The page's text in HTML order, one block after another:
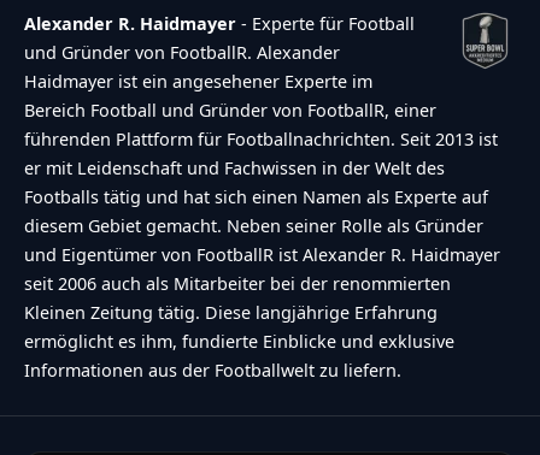
Alexander R. Haidmayer - Experte für Football
und Gründer von FootballR. Alexander
Haidmayer ist ein angesehener Experte im
Bereich Football und Gründer von FootballR, einer
führenden Plattform für Footballnachrichten. Seit 2013 ist
er mit Leidenschaft und Fachwissen in der Welt des
Footballs tätig und hat sich einen Namen als Experte auf
diesem Gebiet gemacht. Neben seiner Rolle als Gründer
und Eigentümer von FootballR ist Alexander R. Haidmayer
seit 2006 auch als Mitarbeiter bei der renommierten
Kleinen Zeitung tätig. Diese langjährige Erfahrung
ermöglicht es ihm, fundierte Einblicke und exklusive
Informationen aus der Footballwelt zu liefern.